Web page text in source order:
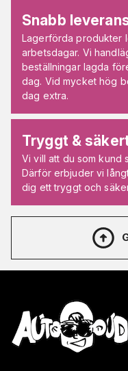
Snabb
Lagerförda produkter
arbetsdagar. Vi
beställningar lagda
dag. Vid mycket hög
dag extra.
Tryggt &
Vi vill att du som kund
Därför erbjuder vi
dig ett tryggt och